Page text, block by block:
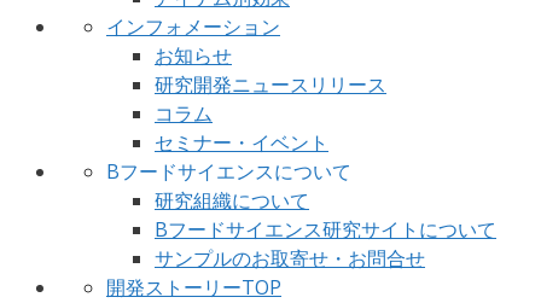
インフォメーション
お知らせ
研究開発ニュースリリース
コラム
セミナー・イベント
Bフードサイエンスについて
研究組織について
Bフードサイエンス研究サイトについて
サンプルのお取寄せ・お問合せ
開発ストーリーTOP